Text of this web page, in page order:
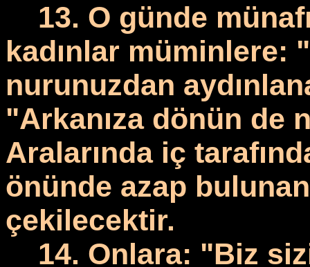
13. O günde
kadınlar müminlere:
nurunuzdan
"Arkanıza dönün de
Aralarında iç
önünde azap
çekilecektir.
14. Onlara: "Biz